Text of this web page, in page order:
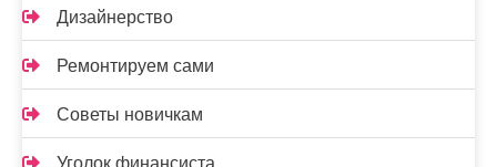
Дизайнерство
Ремонтируем сами
Советы новичкам
Уголок финансиста